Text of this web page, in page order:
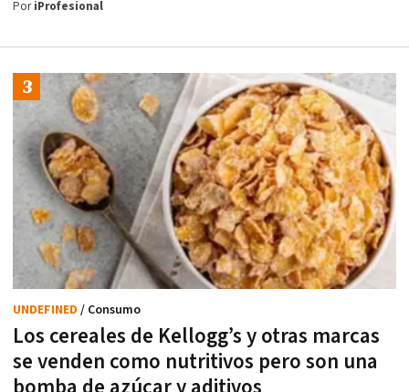
PoriProfesional
Los cereales de Kellogg’s y otras marcas
se venden como nutritivos pero son una
UNDEFINED / Consumo